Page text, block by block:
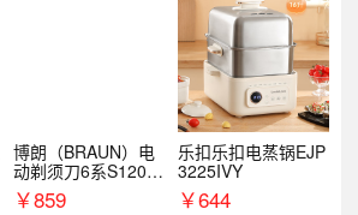
博朗（BRAUN）电
动剃须刀6系S1200
S￥859
乐扣乐扣电蒸锅EJP
3225IVY
￥644